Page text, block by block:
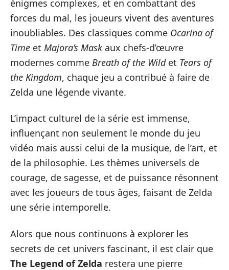
énigmes complexes, et en combattant des
forces du mal, les joueurs vivent des aventures
inoubliables. Des classiques comme Ocarina of
Time et Majora’s Mask aux chefs-d’œuvre
modernes comme Breath of the Wildet Tears of
the Kingdom, chaque jeu a contribué à faire de
Zelda une légende vivante.
L’impact culturel de la série est immense,
influençant non seulement le monde du jeu
vidéo mais aussi celui de la musique, de l’art, et
de la philosophie. Les thèmes universels de
courage, de sagesse, et de puissance résonnent
avec les joueurs de tous âges, faisant de Zelda
une série intemporelle.
Alors que nous continuons à explorer les
secrets de cet univers fascinant, il est clair que
The Legend of Zelda restera une pierre